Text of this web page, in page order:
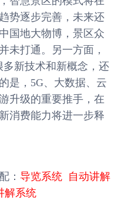
势逐步完善，未来还
国地大物博，景区众
未打通。另一方面，
多新技术和新概念，还
是，5G、大数据、云
升级的重要推手，在
消费能力将进一步释
： 导览系统 自动讲解
解系统